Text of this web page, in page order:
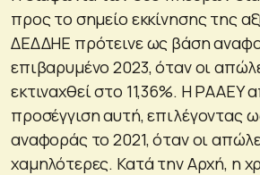
προς το σημείο εκκίνησης της
ΔΕΔΔΗΕ πρότεινε ως βάση
επιβαρυμένο 2023, όταν οι
εκτιναχθεί στο 11,36%. Η ΡΑΑΕΥ
προσέγγιση αυτή, επιλέγοντας
αναφοράς το 2021, όταν οι
χαμηλότερες. Κατά την Αρχή, η